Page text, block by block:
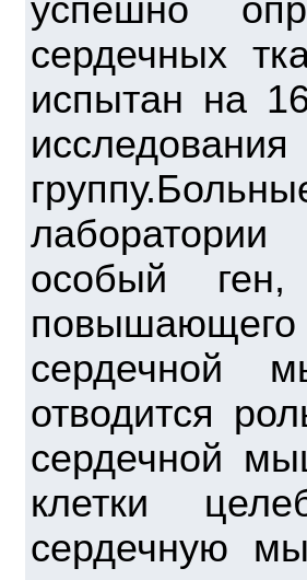
успешно
сердечных
испытан на
особый ген,
сердечной
отводится
сердечной
клетки
сердечную